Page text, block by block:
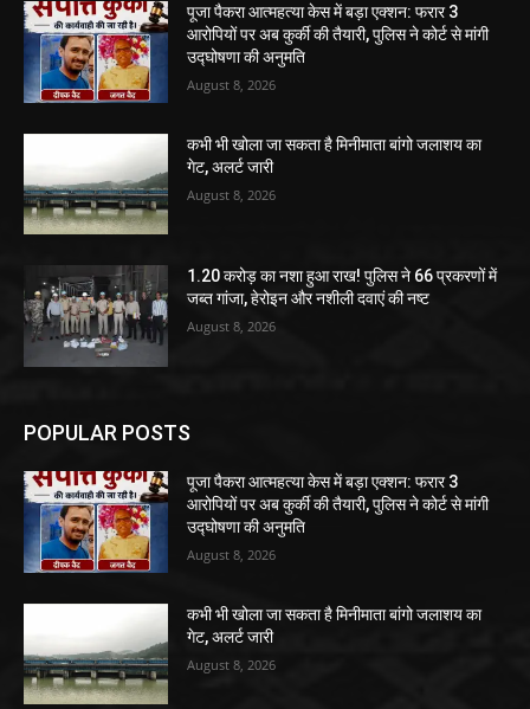
पूजा पैकरा आत्महत्या केस में बड़ा एक्शन: फरार 3
आरोपियों पर अब कुर्की की तैयारी, पुलिस ने कोर्ट से मांगी
उद्घोषणा की अनुमति
August 8, 2026
कभी भी खोला जा सकता है मिनीमाता बांगो जलाशय का
गेट, अलर्ट जारी
August 8, 2026
1.20 करोड़ का नशा हुआ राख! पुलिस ने 66 प्रकरणों में
जब्त गांजा, हेरोइन और नशीली दवाएं की नष्ट
August 8, 2026
POPULAR POSTS
पूजा पैकरा आत्महत्या केस में बड़ा एक्शन: फरार 3
आरोपियों पर अब कुर्की की तैयारी, पुलिस ने कोर्ट से मांगी
उद्घोषणा की अनुमति
August 8, 2026
कभी भी खोला जा सकता है मिनीमाता बांगो जलाशय का
गेट, अलर्ट जारी
August 8, 2026